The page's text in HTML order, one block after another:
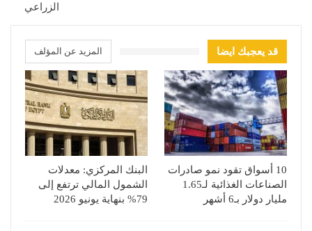
الزراعي
قد يعجبك ايضا المزيد عن المؤلف
10 أسواق تقود نمو صادرات
الصناعات الغذائية لـ1.65
مليار دولار بـ6 أشهر
البنك المركزي: معدلات
الشمول المالي ترتفع إلى
79% بنهاية يونيو 2026